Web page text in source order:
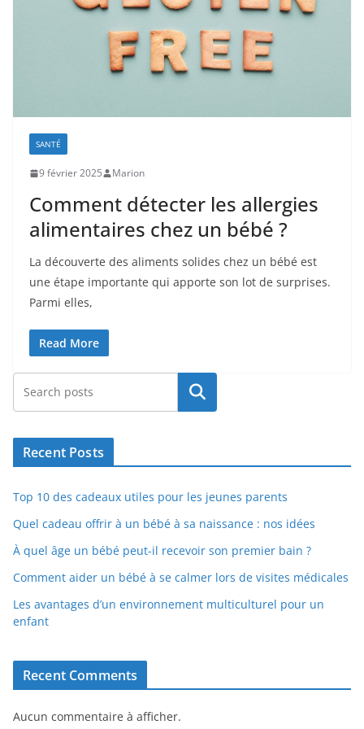
SANTÉ
9 février 2025 Marion
Comment détecter les allergies
alimentaires chez un bébé ?
La découverte des aliments solides chez un bébé est
une étape importante qui apporte son lot de surprises.
Parmi elles,
Read More
Rechercher
Recent Posts
Top 10 des cadeaux utiles pour les jeunes parents
Quel cadeau offrir à un bébé à sa naissance : nos idées
À quel âge un bébé peut-il recevoir son premier bain ?
Comment aider un bébé à se calmer lors de visites médicales
Les avantages d’un environnement multiculturel pour un
enfant
Recent Comments
Aucun commentaire à afficher.